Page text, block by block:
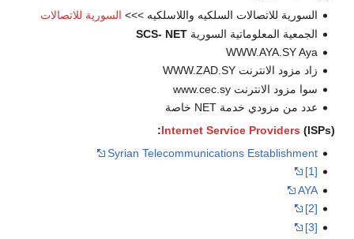
السورية للاتصالات السلكيه واللاسلكيه >>> السورية للاتصالات
الجمعية المعلوماتية السوريةSCS- NET
WWW.AYA.SY Aya
زاد مزود الانترنت WWW.ZAD.SY
سوا مزود الانترنت www.cec.sy
عدد من مزودي خدمة NET خاصة
Internet Service Providers (ISPs):
Syrian Telecommunications Establishment
[1]
AYA
[2]
[3]